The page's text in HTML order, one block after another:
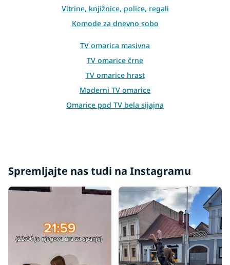
o
n
t
o
l
s
Vitrine, knjižnice, police, regali
Komode za dnevno sobo
TV omarica masivna
TV omarice črne
TV omarice hrast
Moderni TV omarice
Omarice pod TV bela sijajna
Spremljajte nas tudi na Instagramu